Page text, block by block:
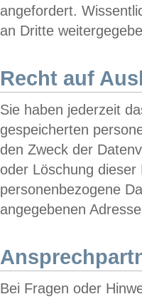
angefordert.
an Dritte
Recht auf
Sie haben jederzeit
gespeicherten
den Zweck der
oder Löschung
personenbezogene
angegebenen
Bei Fragen oder